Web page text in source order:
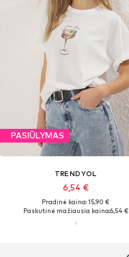
PASIŪLYMAS
TRENDYOL
6,54 €
Pradinė kaina: 15,90 €
Paskutinė mažiausia kaina:6,54 €